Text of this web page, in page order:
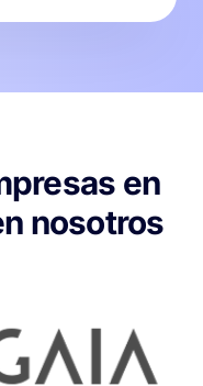
en
nosotros